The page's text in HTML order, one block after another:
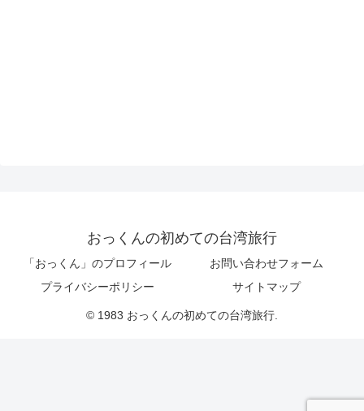
おっくんの初めての台湾旅行
「おっくん」のプロフィール
お問い合わせフォーム
プライバシーポリシー
サイトマップ
© 1983 おっくんの初めての台湾旅行.